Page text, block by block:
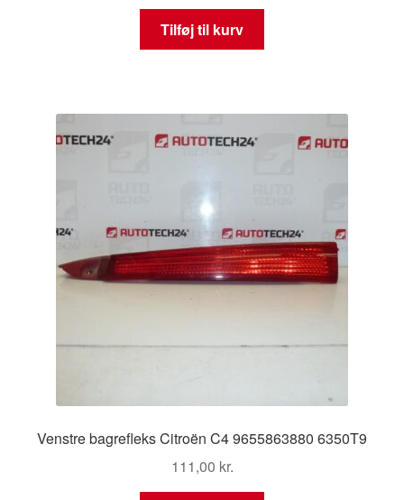
Tilføj til kurv
Venstre bagrefleks Citroën C4 9655863880 6350T9
111,00 kr.